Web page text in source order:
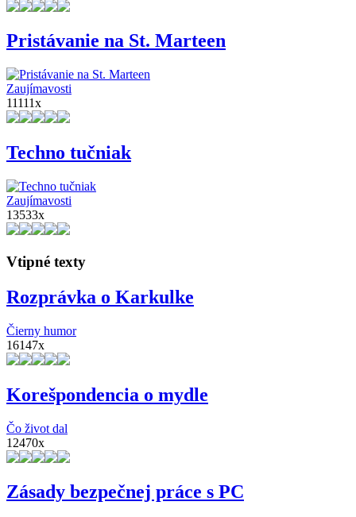
Pristávanie na St. Marteen
Zaujímavosti
11111x
Techno tučniak
Zaujímavosti
13533x
Vtipné texty
Rozprávka o Karkulke
Čierny humor
16147x
Korešpondencia o mydle
Čo život dal
12470x
Zásady bezpečnej práce s PC